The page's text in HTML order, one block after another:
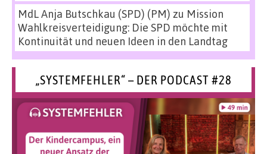
MdL Anja Butschkau (SPD) (PM) zu Mission
Wahlkreisverteidigung: Die SPD möchte mit
Kontinuität und neuen Ideen in den Landtag
„SYSTEMFEHLER“ – DER PODCAST #28